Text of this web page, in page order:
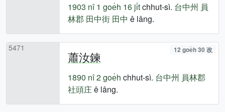
1903 nî 1 goe̍h 16 ji̍tchhut-sì. 台中州 員
林郡 田中街 田中 ê lâng.
5471
蕭汝鍊 12 goe̍h 30 改
1890 nî2 goe̍h chhut-sì. 台中州 員林郡
社頭庄ê lâng.